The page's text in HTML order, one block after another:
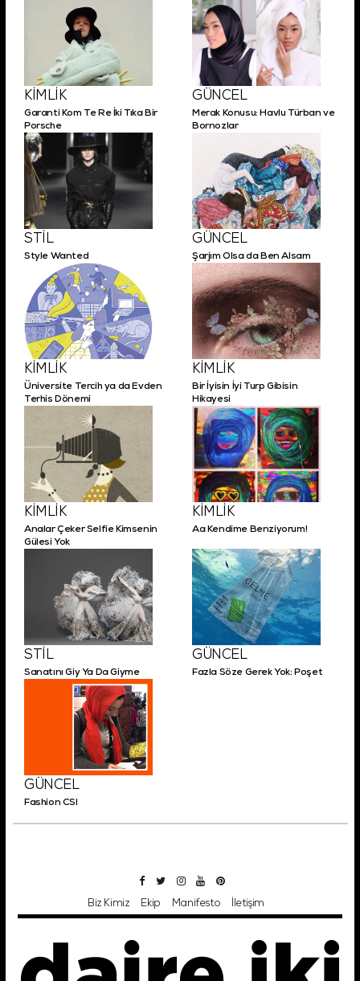
KİMLİK
Garanti Kom Te Re İki Tıka Bir
Porsche
GÜNCEL
Merak Konusu: Havlu Türban ve
Bornozlar
STİL
Style Wanted
GÜNCEL
Şarjım Olsa da Ben Alsam
KİMLİK
Üniversite Tercih ya da Evden
Terhis Dönemi
KİMLİK
Bir İyisin İyi Turp Gibisin
Hikayesi
KİMLİK
Analar Çeker Selfie Kimsenin
Gülesi Yok
KİMLİK
Aa Kendime Benziyorum!
STİL
Sanatını Giy Ya Da Giyme
GÜNCEL
Fazla Söze Gerek Yok: Poşet
GÜNCEL
Fashion CSI
Biz Kimiz Ekip Manifesto İletişim